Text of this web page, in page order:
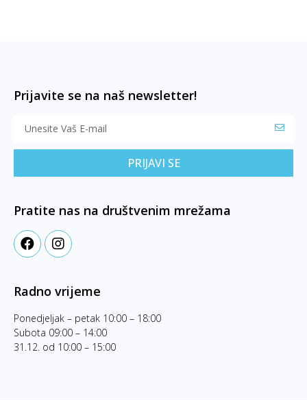
Prijavite se na naš newsletter!
PRIJAVI SE
Pratite nas na društvenim mrežama
Radno vrijeme
Ponedjeljak – petak 10:00 – 18:00
Subota 09:00 – 14:00
31.12. od 10:00 – 15:00